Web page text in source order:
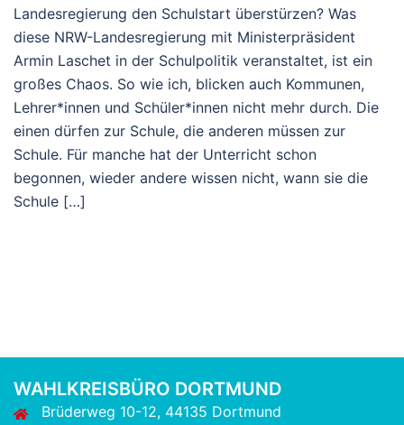
Landesregierung den Schulstart überstürzen? Was
diese NRW-Landesregierung mit Ministerpräsident
Armin Laschet in der Schulpolitik veranstaltet, ist ein
großes Chaos. So wie ich, blicken auch Kommunen,
Lehrer*innen und Schüler*innen nicht mehr durch. Die
einen dürfen zur Schule, die anderen müssen zur
Schule. Für manche hat der Unterricht schon
begonnen, wieder andere wissen nicht, wann sie die
Schule […]
WAHLKREISBÜRO DORTMUND
Brüderweg 10-12, 44135 Dortmund